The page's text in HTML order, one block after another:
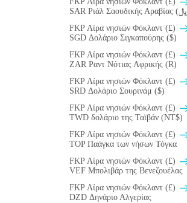
FKP Λίρα νησιών Φόκλαντ (£)
SGD Δολάριο Σιγκαπούρης ($)
FKP Λίρα νησιών Φόκλαντ (£)
ZAR Ραντ Νότιας Αφρικής (R)
FKP Λίρα νησιών Φόκλαντ (£)
SRD Δολάριο Σουρινάμ ($)
FKP Λίρα νησιών Φόκλαντ (£)
TWD δολάριο της Ταϊβάν (NT$)
FKP Λίρα νησιών Φόκλαντ (£)
TOP Παάγκα των νήσων Τόγκα
FKP Λίρα νησιών Φόκλαντ (£)
VEF Μπολιβάρ της Βενεζουέλας
FKP Λίρα νησιών Φόκλαντ (£)
DZD Δηνάριο Αλγερίας